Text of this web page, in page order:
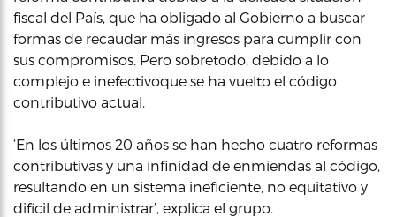
fiscal del País, que ha obligado al Gobierno a buscar
formas de recaudar más ingresos para cumplir con
sus compromisos. Pero sobretodo, debido a lo
complejo e inefectivoque se ha vuelto el código
contributivo actual.
‘En los últimos 20 años se han hecho cuatro reformas
contributivas y una infinidad de enmiendas al código,
resultando en un sistema ineficiente, no equitativo y
difícil de administrar’, explica el grupo.